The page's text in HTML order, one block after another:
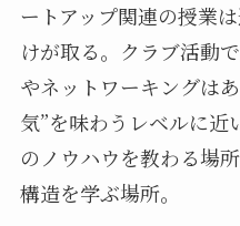
ートアップ関連の授業
けが取る。クラブ活動
やネットワーキングは
気”を味わうレベルに
のノウハウを教わる場
構造を学ぶ場所。